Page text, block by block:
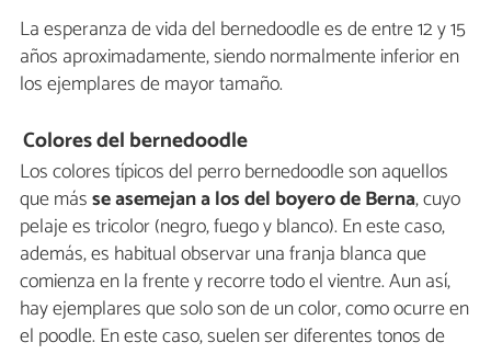
La esperanza de vida del bernedoodle es de entre 12 y 15
años aproximadamente, siendo normalmente inferior en
los ejemplares de mayor tamaño.
Colores del bernedoodle
Los colores típicos del perro bernedoodle son aquellos
que másse asemejan a los del boyero de Berna, cuyo
pelaje es tricolor (negro, fuego y blanco). En este caso,
además, es habitual observar una franja blanca que
comienza en la frente y recorre todo el vientre. Aun así,
hay ejemplares que solo son de un color, como ocurre en
el poodle. En este caso, suelen ser diferentes tonos de